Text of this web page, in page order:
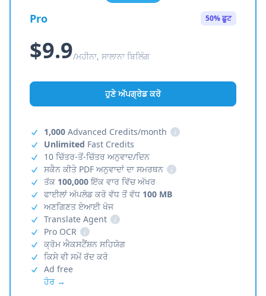
Pro 50% ਛੂਟ
$9.9/ਮਹੀਨਾ, ਸਾਲਾਨਾ ਬਿਲਿੰਗ
ਹੁਣੇ ਅੱਪਗ੍ਰੇਡ ਕਰੋ
1,000 Advanced Credits/month
i
Unlimited Fast Credits
10 ਚਿੱਤਰ-ਤੋਂ-ਚਿੱਤਰ ਅਨੁਵਾਦ/ਦਿਨ
ਸਕੈਨ ਕੀਤੇ PDF ਅਨੁਵਾਦਾਂ ਦਾ ਸਮਰਥਨ
i
ਤੱਕ 100,000ਇੱਕ ਵਾਰ ਵਿੱਚ ਅੱਖਰ
ਫਾਈਲਾਂ ਅੱਪਲੋਡ ਕਰੋ ਵੱਧ ਤੋਂ ਵੱਧ 100 MB
ਅਣਗਿਣਤ ਏਆਈ ਖੋਜ
Translate Agent
i
Pro OCR
i
ਕ੍ਰੋਮ ਐਕਸਟੈਂਸ਼ਨ ਸਹਿਯੋਗ
ਕਿਸੇ ਵੀ ਸਮੇਂ ਰੱਦ ਕਰੋ
Ad free
ਹੋਰ →